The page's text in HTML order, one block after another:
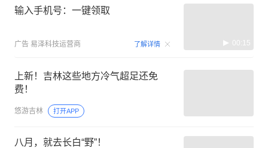
输入手机号：一键领取
广告 易泽科技运营商 了解详情 00:15
上新！吉林这些地方冷气超足还免
费！
悠游吉林 打开APP
八月，就去长白“野”！